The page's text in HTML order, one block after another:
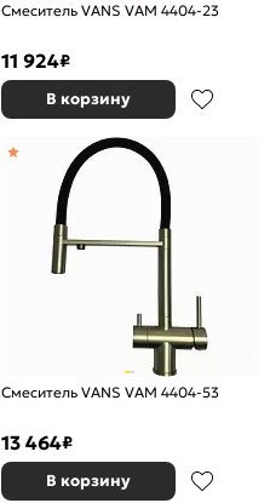
Смеситель VANS VAM 4404-23
11 924₽
В корзину
Смеситель VANS VAM 4404-53
13 464₽
В корзину